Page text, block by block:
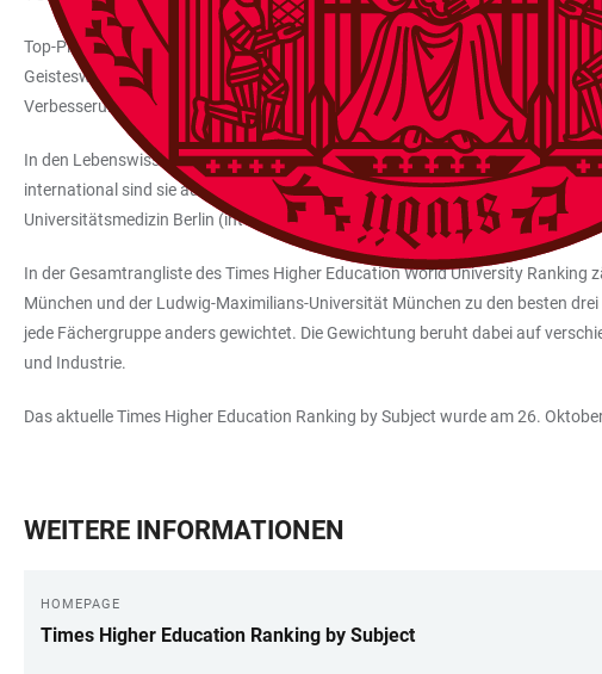
Top-Platzierungen ihrer Fächergruppe können auch die Physical Sciences
Geisteswissenschaften an der Ruperto Carola – die Arts and Humanities –
Verbesserung um 18 Plätze erreicht die Psychologie, die nunmehr auf Rang
In den Lebenswissenschaften liegt die Universität Heidelberg national vor
international sind sie auf den Rängen 33 (TMU) und 41 (LMU) zu finden. Mit
Universitätsmedizin Berlin (international Rang 27) ein und liegt vor der LMU,
In der Gesamtrangliste des Times Higher Education World University
München und der Ludwig-Maximilians-Universität München zu den besten
jede Fächergruppe anders gewichtet. Die Gewichtung beruht dabei auf
und Industrie.
Das aktuelle Times Higher Education Ranking by Subject wurde am 26.
WEITERE INFORMATIONEN
HOMEPAGE
Times Higher Education Ranking by Subject